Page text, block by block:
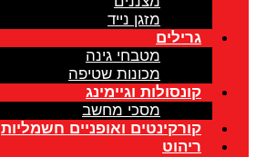
מזגן נייד
גרילים
מטבחי גינה
מכונות שטיפה
קונסולות וגיימינג
מסכי מחשב
קורקינטים ואופניים חשמליות
ריהוט